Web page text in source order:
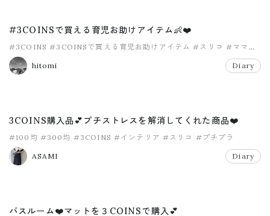
#3COINSで買える育児お助けアイテム👶❤️
#3COINS #3COINSで買える育児お助けアイテム #スリコ #ママ
#購入品
hitomi
Diary
3COINS購入品💕プチストレスを解消してくれた商品❤️
#100均 #300均 #3COINS #インテリア #スリコ #プチプラ
ASAMI Diary
バスルーム❤️マットを３COINSで購入💕